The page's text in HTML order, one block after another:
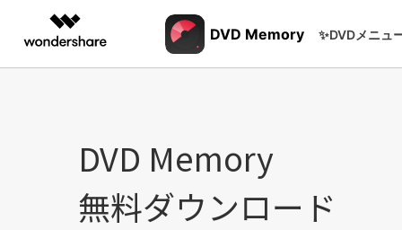
製品
AIGCサービス
Filmora
動画編集ソフト
UniConverter
動画変換ソフト マインドマップソフト
概要
学生・教員向け
パートナープログ
ソリューシ
DVD Memory ✨DVDメニュ
DVD Memory
無料ダウンロード